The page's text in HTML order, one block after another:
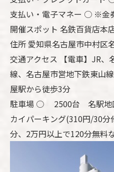
支払い・電子マネー ○ ※金
開催スポット 名鉄百貨店本
住所 愛知県名古屋市中村区
交通アクセス 【電車】JR、
線、名古屋市営地下鉄東山
屋駅から徒歩3分
駐車場 ○ 2500台 名駅地
カイパーキング(310円/30
分、2万円以上で120分無料